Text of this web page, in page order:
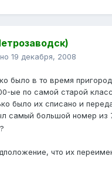
19 декабря, 2008
было в то время
ые по самой старой
было их списано и
самый большой номер из
что их